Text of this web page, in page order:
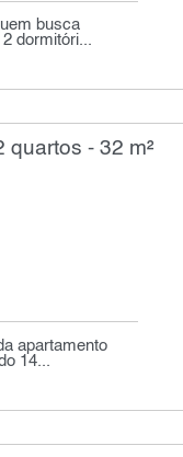
busca
dormitóri...
- 32 m²
apartamento
14...